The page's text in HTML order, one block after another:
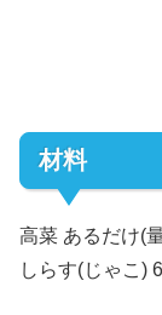
材料
高菜 あるだけ(
しらす(じゃこ)